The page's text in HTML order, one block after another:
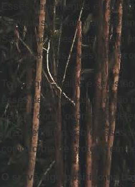
Esses depoimentos estão
têm que ser examinados
São colocações feitas para
punições mais leves), de
Temos que avaliar é se
esses depoimentos não
delitos, como ocorre em
juízo definitivo sobre esses
como forma de protegerem
O sr. vê algo positivo na